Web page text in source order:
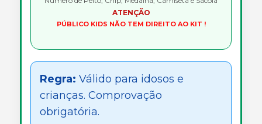
ATENÇÃO
PÚBLICO KIDS NÃO TEM DIREITO AO KIT !
Regra: Válido para idosos e
crianças. Comprovação
obrigatória.